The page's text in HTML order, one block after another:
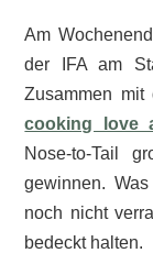
Am
der IFA am
Zusammen mit
cooking love
Nose-to-Tail
gewinnen.
noch nicht
bedeckt halten.